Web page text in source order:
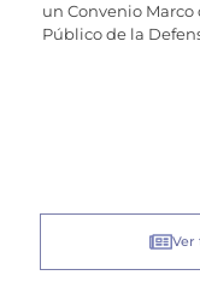
un Convenio
Público de la
Ver